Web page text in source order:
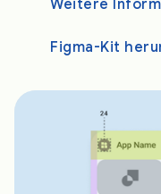
Weitere
Figma-Kit